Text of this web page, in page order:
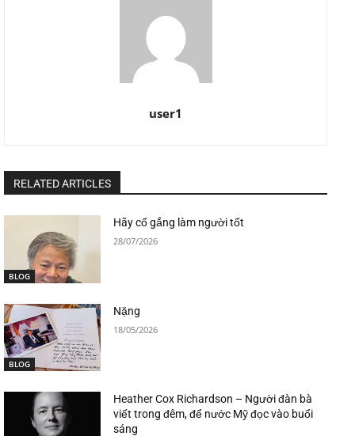
user1
RELATED ARTICLES
BLOG
Hãy cố gắng làm người tốt
28/07/2026
BLOG
Nặng
18/05/2026
Heather Cox Richardson – Người đàn bà
viết trong đêm, để nước Mỹ đọc vào buổi
sáng